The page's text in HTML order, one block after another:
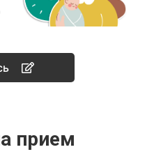
прием